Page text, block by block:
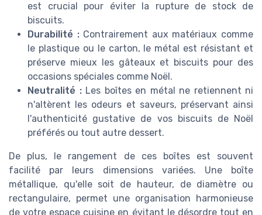
est crucial pour éviter la rupture de stock de
biscuits.
Durabilité :Contrairement aux matériaux comme
le plastique ou le carton, le métal est résistant et
préserve mieux les gâteaux et biscuits pour des
occasions spéciales comme Noël.
Neutralité :Les boîtes en métal ne retiennent ni
n'altèrent les odeurs et saveurs, préservant ainsi
l'authenticité gustative de vos biscuits de Noël
préférés ou tout autre dessert.
De plus, le rangement de ces boîtes est souvent
facilité par leurs dimensions variées. Une boîte
métallique, qu'elle soit de hauteur, de diamètre ou
rectangulaire, permet une organisation harmonieuse
de votre espace cuisine en évitant le désordre tout en